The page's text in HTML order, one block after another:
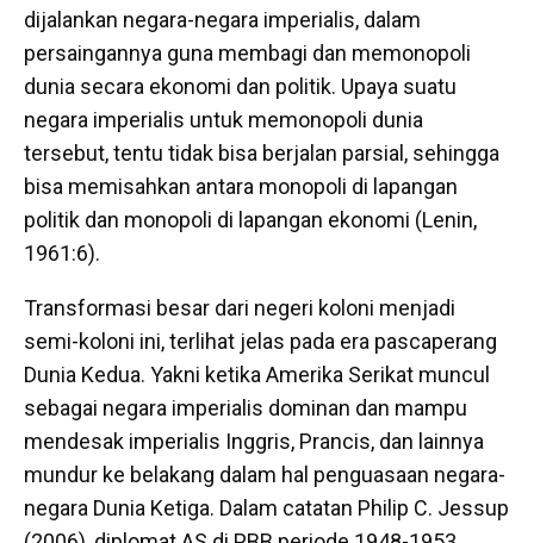
dijalankan negara-negara imperialis, dalam
persaingannya guna membagi dan memonopoli
dunia secara ekonomi dan politik. Upaya suatu
negara imperialis untuk memonopoli dunia
tersebut, tentu tidak bisa berjalan parsial, sehingga
bisa memisahkan antara monopoli di lapangan
politik dan monopoli di lapangan ekonomi (Lenin,
1961:6).
Transformasi besar dari negeri koloni menjadi
semi-koloni ini, terlihat jelas pada era pascaperang
Dunia Kedua. Yakni ketika Amerika Serikat muncul
sebagai negara imperialis dominan dan mampu
mendesak imperialis Inggris, Prancis, dan lainnya
mundur ke belakang dalam hal penguasaan negara-
negara Dunia Ketiga. Dalam catatan Philip C. Jessup